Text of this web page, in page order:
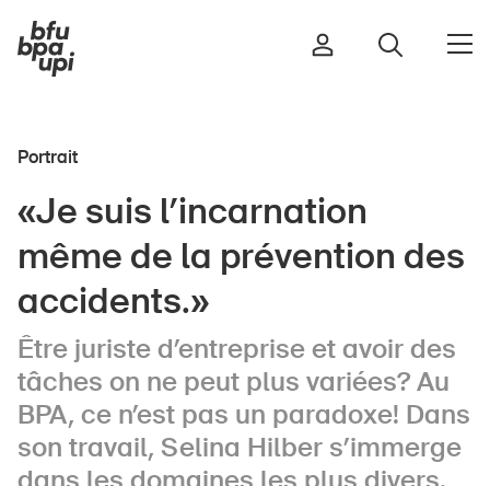
Sport et activité physique
Maison et jardin
Bâtiments et installations
Enfants
Seniors
École
Entreprises
Portrait
«Je suis l’incarnation
même de la prévention des
accidents.»
Être juriste d’entreprise et avoir des
tâches on ne peut plus variées? Au
BPA, ce n’est pas un paradoxe! Dans
son travail, Selina Hilber s’immerge